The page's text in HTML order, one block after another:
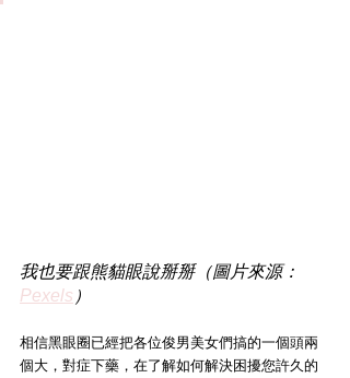
我也要跟熊貓眼說掰掰（圖片來源：
Pexels ）
相信黑眼圈已經把各位俊男美女們搞的一個頭兩
個大，對症下藥，在了解如何解決困擾您許久的